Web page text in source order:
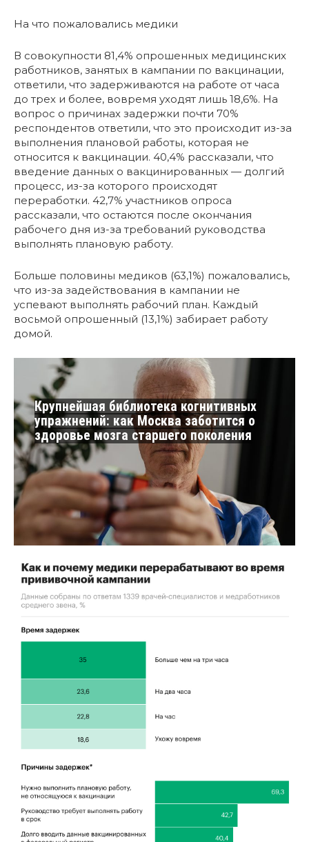
На что пожаловались медики
В совокупности 81,4% опрошенных медицинских
работников, занятых в кампании по вакцинации,
ответили, что задерживаются на работе от часа
до трех и более, вовремя уходят лишь 18,6%. На
вопрос о причинах задержки почти 70%
респондентов ответили, что это происходит из-за
выполнения плановой работы, которая не
относится к вакцинации. 40,4% рассказали, что
введение данных о вакцинированных — долгий
процесс, из-за которого происходят
переработки. 42,7% участников опроса
рассказали, что остаются после окончания
рабочего дня из-за требований руководства
выполнять плановую работу.
Больше половины медиков (63,1%) пожаловались,
что из-за задействования в кампании не
успевают выполнять рабочий план. Каждый
восьмой опрошенный (13,1%) забирает работу
домой.
Крупнейшая библиотека когнитивных
упражнений: как Москва заботится о
здоровье мозга старшего поколения